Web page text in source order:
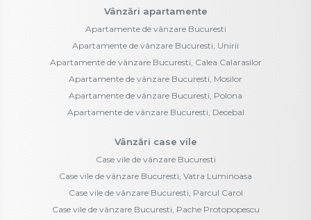
Vânzări apartamente
Apartamente de vânzare Bucuresti
Apartamente de vânzare Bucuresti, Unirii
Apartamente de vânzare Bucuresti, Calea Calarasilor
Apartamente de vânzare Bucuresti, Mosilor
Apartamente de vânzare Bucuresti, Polona
Apartamente de vânzare Bucuresti, Decebal
Vânzări case vile
Case vile de vânzare Bucuresti
Case vile de vânzare Bucuresti, Vatra Luminoasa
Case vile de vânzare Bucuresti, Parcul Carol
Case vile de vânzare Bucuresti, Pache Protopopescu